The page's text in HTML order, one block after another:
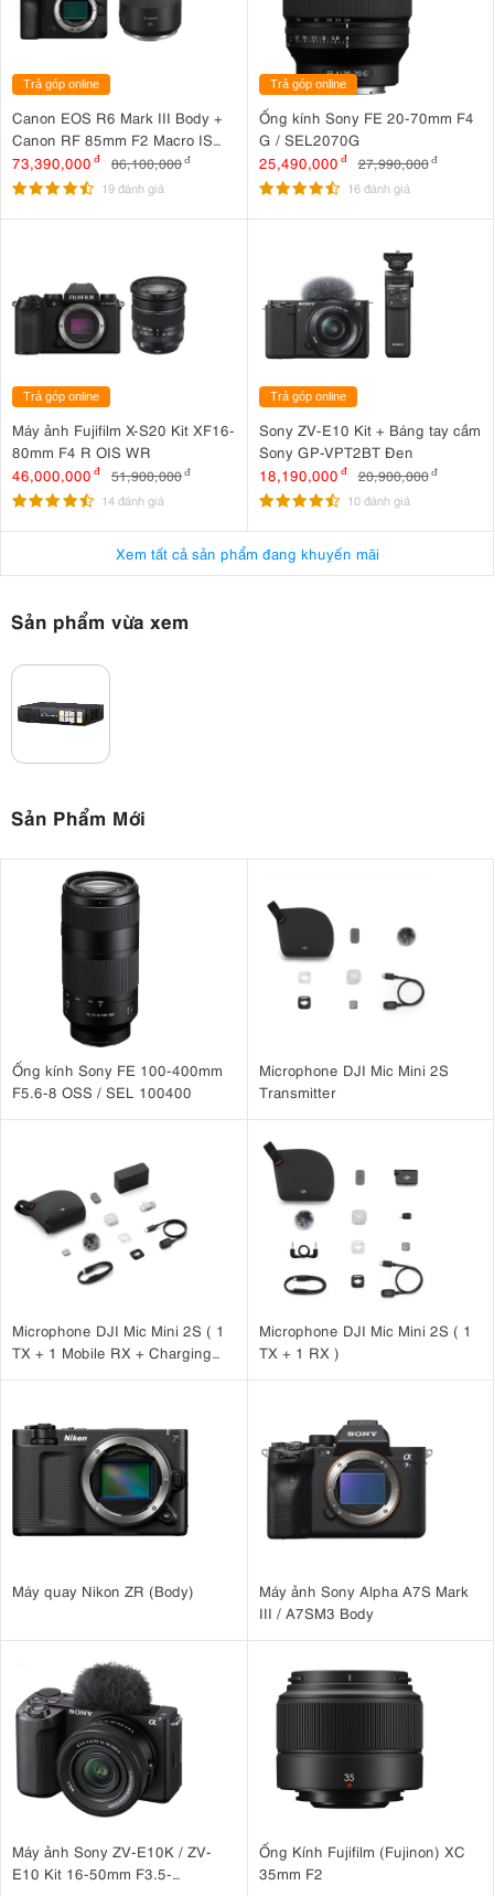
Trả góp online
Canon EOS R6 Mark III Body +
Canon RF 85mm F2 Macro IS
STM
73,390,000 đ 86,100,000đ
19 đánh giá
Trả góp online
Ống kính Sony FE 20-70mm F4
G / SEL2070G
25,490,000 đ 27,990,000 đ
16 đánh giá
Trả góp online
Máy ảnh Fujifilm X-S20 Kit XF16-
80mm F4 R OIS WR
46,000,000 đ 51,900,000đ
14 đánh giá
Trả góp online
Sony ZV-E10 Kit + Báng tay cầm
Sony GP-VPT2BT Đen
18,190,000 đ 20,900,000 đ
10 đánh giá
Xem tất cả sản phẩm đang khuyến mãi
Sản phẩm vừa xem
Sản Phẩm Mới
Ống kính Sony FE 100-400mm
F5.6-8 OSS / SEL 100400
Microphone DJI Mic Mini 2S
Transmitter
Microphone DJI Mic Mini 2S ( 1
TX + 1 Mobile RX + Charging
Microphone DJI Mic Mini 2S ( 1
TX + 1 RX )
Máy quay Nikon ZR (Body)
Máy ảnh Sony Alpha A7S Mark
III / A7SM3 Body
Máy ảnh Sony ZV-E10K / ZV-
E10 Kit 16-50mm F3.5-
Ống Kính Fujifilm (Fujinon) XC
35mm F2